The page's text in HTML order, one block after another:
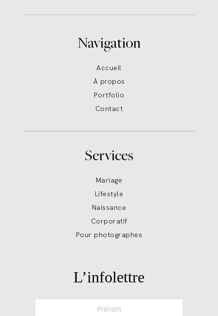
Navigation
Accueil
À propos
Portfolio
Contact
Services
Mariage
Lifestyle
Naissance
Corporatif
Pour photographes
L’infolettre
Prénom